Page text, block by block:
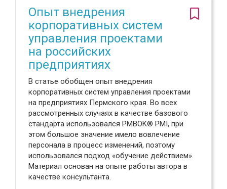
Опыт внедрения
корпоративных систем
управления проектами
на российских
предприятиях
В статье обобщен опыт внедрения
корпоративных систем управления проектами
на предприятиях Пермского края. Во всех
рассмотренных случаях в качестве базового
стандарта использовался PMBOK® PMI, при
этом большое значение имело вовлечение
персонала в процесс изменений, поэтому
использовался подход «обучение действием».
Материал основан на опыте работы автора в
качестве консультанта.